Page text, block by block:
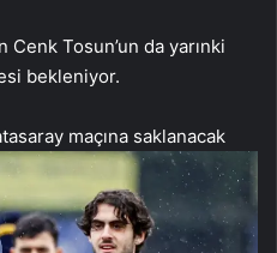
Tosun’un da yarınki
bekleniyor.
maçına saklanacak